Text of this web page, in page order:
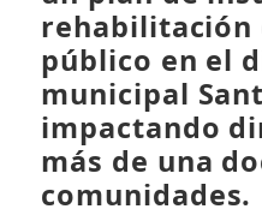
rehabilitación
público en el
municipal
impactando
más de una
comunidades.